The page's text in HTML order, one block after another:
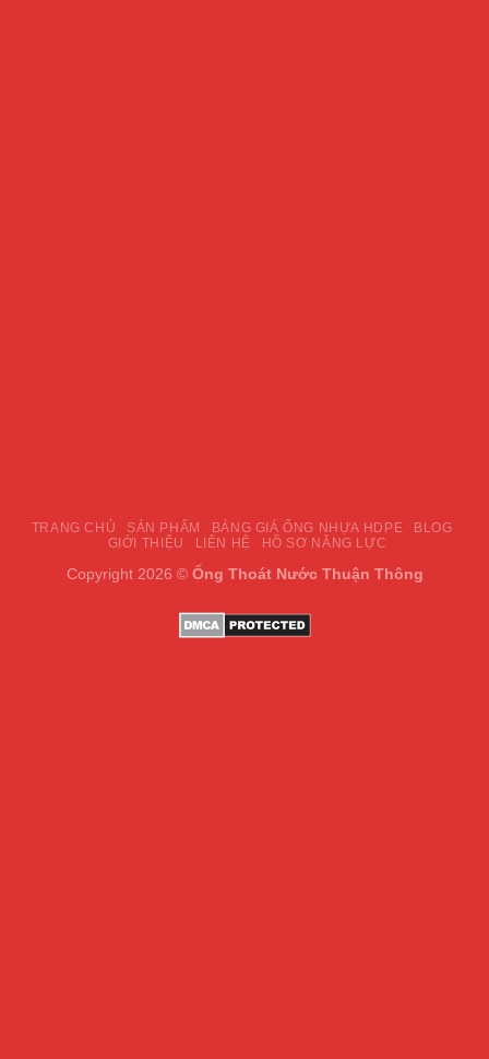
TRANG CHỦ SẢN PHẨM BẢNG GIÁ ỐNG NHỰA HDPE
BLOG
GIỚI THIỆU
LIÊN HỆ HỒ SƠ NĂNG LỰC
Copyright 2026 © Ống Thoát Nước Thuận Thông